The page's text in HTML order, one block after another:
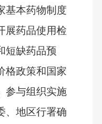
基本药物制度
展药品使用检
短缺药品预
格政策和国家
参与组织实施
、地区行署确